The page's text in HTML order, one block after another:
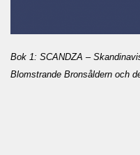
Bok 1: SCANDZA –
Blomstrande Bronsåldern och